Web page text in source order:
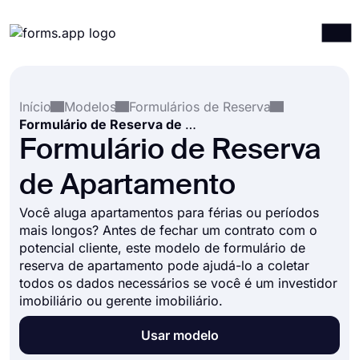
Integrações
Modelos
Recursos
Início
Modelos
Formulários de Reserva
Formulário de Reserva de Apartamento
Formulário de Reserva
de Apartamento
Você aluga apartamentos para férias ou períodos
mais longos? Antes de fechar um contrato com o
potencial cliente, este modelo de formulário de
reserva de apartamento pode ajudá-lo a coletar
todos os dados necessários se você é um investidor
imobiliário ou gerente imobiliário.
Usar modelo